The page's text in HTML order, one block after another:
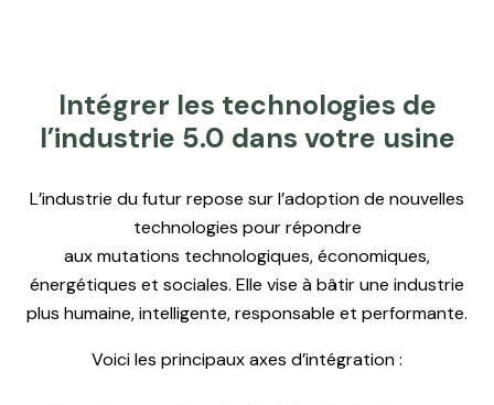
Intégrer les technologies de
l’industrie 5.0 dans votre usine
L’industrie du futur repose sur l’adoption de nouvelles
technologies pour répondre
aux mutations technologiques, économiques,
énergétiques et sociales. Elle vise à bâtir une industrie
plus humaine, intelligente, responsable et performante.
Voici les principaux axes d’intégration :